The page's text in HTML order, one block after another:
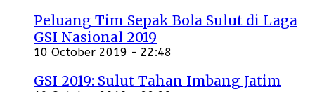
Peluang Tim Sepak Bola Sulut di Laga
GSI Nasional 2019
10 October 2019 - 22:48
GSI 2019: Sulut Tahan Imbang Jatim